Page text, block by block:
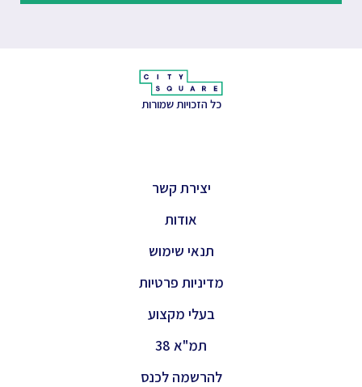
כל הזכויות שמורות
יצירת קשר
אודות
תנאי שימוש
מדיניות פרטיות
בעלי מקצוע
תמ"א 38
להרשמה לכנס